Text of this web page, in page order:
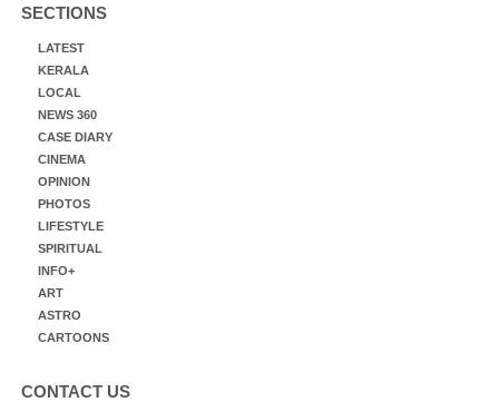
SECTIONS
LATEST
KERALA
LOCAL
NEWS 360
CASE DIARY
CINEMA
OPINION
PHOTOS
LIFESTYLE
SPIRITUAL
INFO+
ART
ASTRO
CARTOONS
CONTACT US